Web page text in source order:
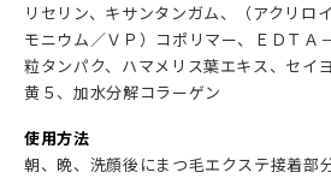
リセリン、キサンタンガム、（アクリロ
モニウム／ＶＰ）コポリマー、ＥＤＴＡ
粒タンパク、ハマメリス葉エキス、セイ
黄５、加水分解コラーゲン
使用方法
朝、晩、洗顔後にまつ毛エクステ接着部